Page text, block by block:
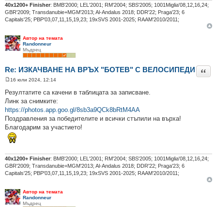
40х1200+ Finisher: BMB'2000; LEL'2001; RM'2004; SBS'2005; 1001Miglia'08,12,16,24;
GBR'2009; Transdanubie+MGM'2013; Al-Andalus 2018; DDR'22; Praga'23; 6
Capitals'25; PBP'03,07,11,15,19,23; 19xSVS 2001-2025; RAAM'2010/2011;
Автор на темата
Randonneur
Мъдрец
Re: ИЗКАЧВАНЕ НА ВРЪХ "БОТЕВ" С ВЕЛОСИПЕДИ
н
е
н
и
е
16 юли 2024, 12:14
Резултатите са качени в таблицата за записване.
Линк за снимките:
https://photos.app.goo.gl/8sb3a9QCk8bRtM4AA
Поздравления за победителите и всички стъпили на върха!
Благодарим за участието!
40х1200+ Finisher: BMB'2000; LEL'2001; RM'2004; SBS'2005; 1001Miglia'08,12,16,24;
GBR'2009; Transdanubie+MGM'2013; Al-Andalus 2018; DDR'22; Praga'23; 6
Capitals'25; PBP'03,07,11,15,19,23; 19xSVS 2001-2025; RAAM'2010/2011;
Автор на темата
Randonneur
Мъдрец